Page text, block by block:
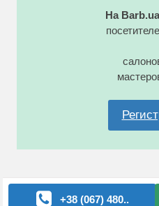
На
+38 (067) 480..